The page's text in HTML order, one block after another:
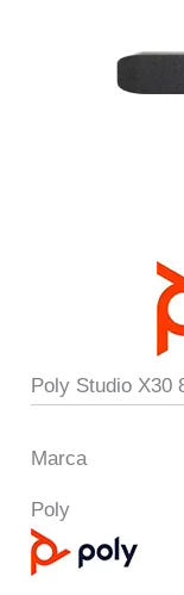
Poly Studio X30
Marca
Poly